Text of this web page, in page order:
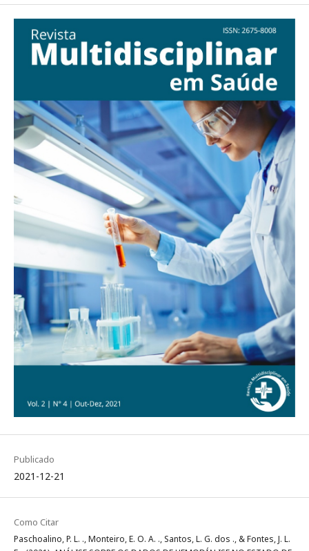
Publicado
2021-12-21
Como Citar
Paschoalino, P. L. ., Monteiro, E. O. A. ., Santos, L. G. dos ., & Fontes, J. L.